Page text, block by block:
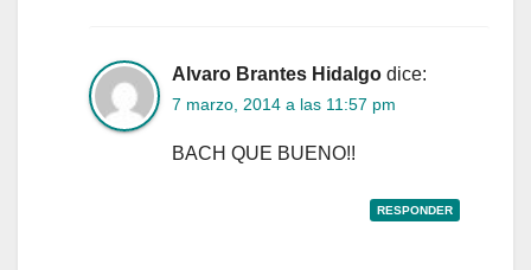
Alvaro Brantes Hidalgo dice:
7 marzo, 2014 a las 11:57 pm
BACH QUE BUENO!!
RESPONDER